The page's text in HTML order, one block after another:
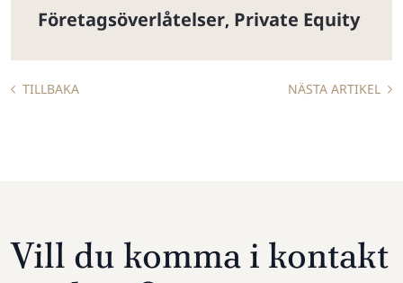
Företagsöverlåtelser, Private Equity
TILLBAKA NÄSTA ARTIKEL
Vill du komma i kontakt